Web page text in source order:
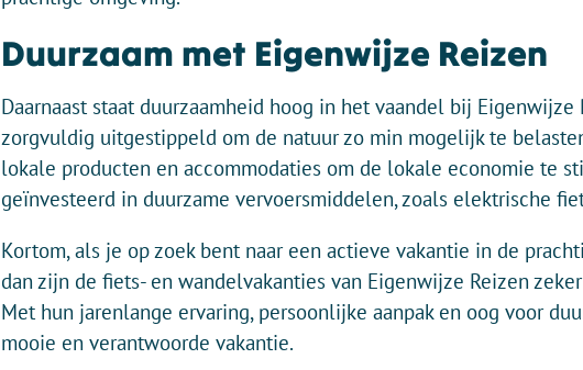
Duurzaam met Eigenwijze Reizen
Daarnaast staat duurzaamheid hoog in het vaandel bij Eigenwijze
zorgvuldig uitgestippeld om de natuur zo min mogelijk te
lokale producten en accommodaties om de lokale economie te
geïnvesteerd in duurzame vervoersmiddelen, zoals elektrische
Kortom, als je op zoek bent naar een actieve vakantie in de
dan zijn de fiets- en wandelvakanties van Eigenwijze Reizen
Met hun jarenlange ervaring, persoonlijke aanpak en oog voor
mooie en verantwoorde vakantie.